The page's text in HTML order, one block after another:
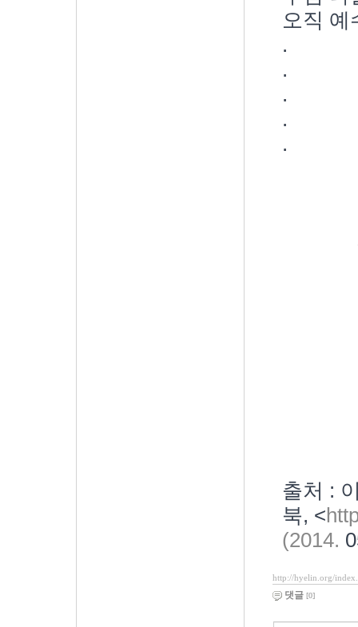
오직 예
.
.
.
.
.
출처 :
북, <
(2014.
http://hyelin.org/
댓글 [0]